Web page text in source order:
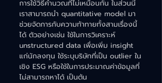
การใช้วิธีคำนวณที่ไม่เหมือนกัน ในส่วนนี้
เราสามารถนำ quantitative model มา
ช่วยจัดการกับความท้าทายทั้งสามเรื่องนี้
ได้ ตัวอย่างเช่น ใช้ในการวิเคราะห์
unstructured data เพื่อเพิ่ม insight
แก่นักลงทุน ใช้ระบุบริษัทที่เป็น outlier ใน
เชิง ESG หรือใช้ในการประมาณค่าข้อมูลที่
ไม่สามารถหาได้ เป็นต้น